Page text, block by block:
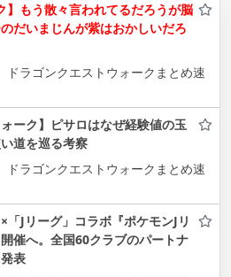
】もう散々言われてるだろうが脳
だいまじんが紫はおかしいだろ
ドラゴンクエストウォークまとめ速
ォーク】ピサロはなぜ経験値の玉
道を巡る考察
ドラゴンクエストウォークまとめ速
×「Jリーグ」コラボ『ポケモンJリ
催へ。全国60クラブのパートナ
表